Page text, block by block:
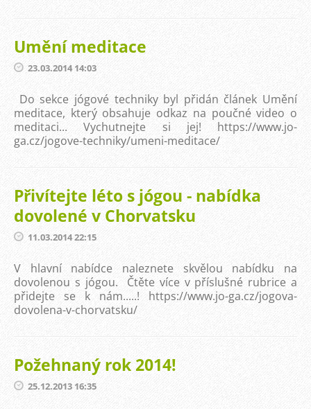
Umění meditace
23.03.2014 14:03
Do sekce jógové techniky byl přidán článek Umění
meditace, který obsahuje odkaz na poučné video o
meditaci... Vychutnejte si jej! https://www.jo-
ga.cz/jogove-techniky/umeni-meditace/
Přivítejte léto s jógou - nabídka
dovolené v Chorvatsku
11.03.2014 22:15
V hlavní nabídce naleznete skvělou nabídku na
dovolenou s jógou. Čtěte více v příslušné rubrice a
přidejte se k nám.....! https://www.jo-ga.cz/jogova-
dovolena-v-chorvatsku/
Požehnaný rok 2014!
25.12.2013 16:35